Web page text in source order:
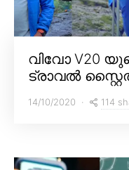
വിവോ V20
ട്രാവൽ
14/10/2020 114